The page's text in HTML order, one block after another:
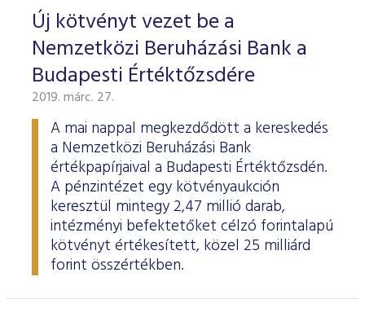
Új kötvényt vezet be a
Nemzetközi Beruházási Bank a
Budapesti Értéktőzsdére
2019. márc. 27.
A mai nappal megkezdődött a kereskedés
a Nemzetközi Beruházási Bank
értékpapírjaival a Budapesti Értéktőzsdén.
A pénzintézet egy kötvényaukción
keresztül mintegy 2,47 millió darab,
intézményi befektetőket célzó forintalapú
kötvényt értékesített, közel 25 milliárd
forint összértékben.